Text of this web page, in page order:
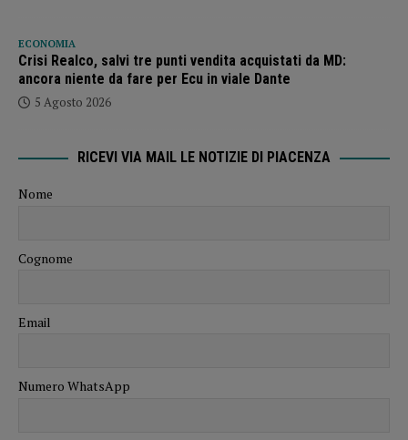
ECONOMIA
Crisi Realco, salvi tre punti vendita acquistati da MD:
ancora niente da fare per Ecu in viale Dante
5 Agosto 2026
RICEVI VIA MAIL LE NOTIZIE DI PIACENZA
Nome
Cognome
Email
Numero WhatsApp